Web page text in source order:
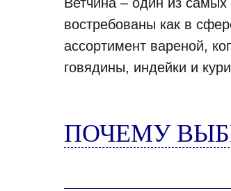
востребованы как в
ассортимент вареной,
говядины, индейки и
ПОЧЕМУ